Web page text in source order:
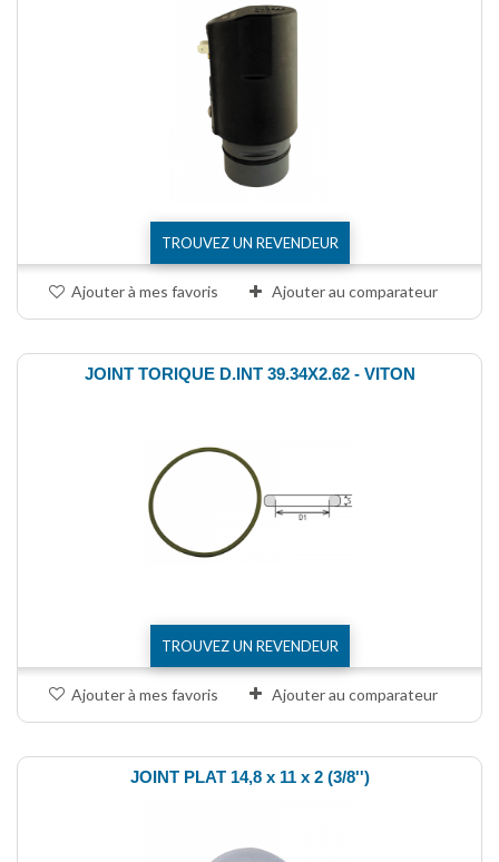
TROUVEZ UN REVENDEUR
Ajouter à mes favoris Ajouter au comparateur
JOINT TORIQUE D.INT 39.34X2.62 - VITON
TROUVEZ UN REVENDEUR
Ajouter à mes favoris Ajouter au comparateur
JOINT PLAT 14,8 x 11 x 2 (3/8'')